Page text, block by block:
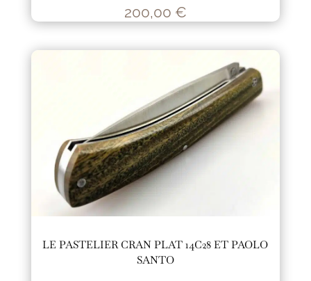
200,00 €
LE PASTELIER CRAN PLAT 14C28 ET PAOLO
SANTO